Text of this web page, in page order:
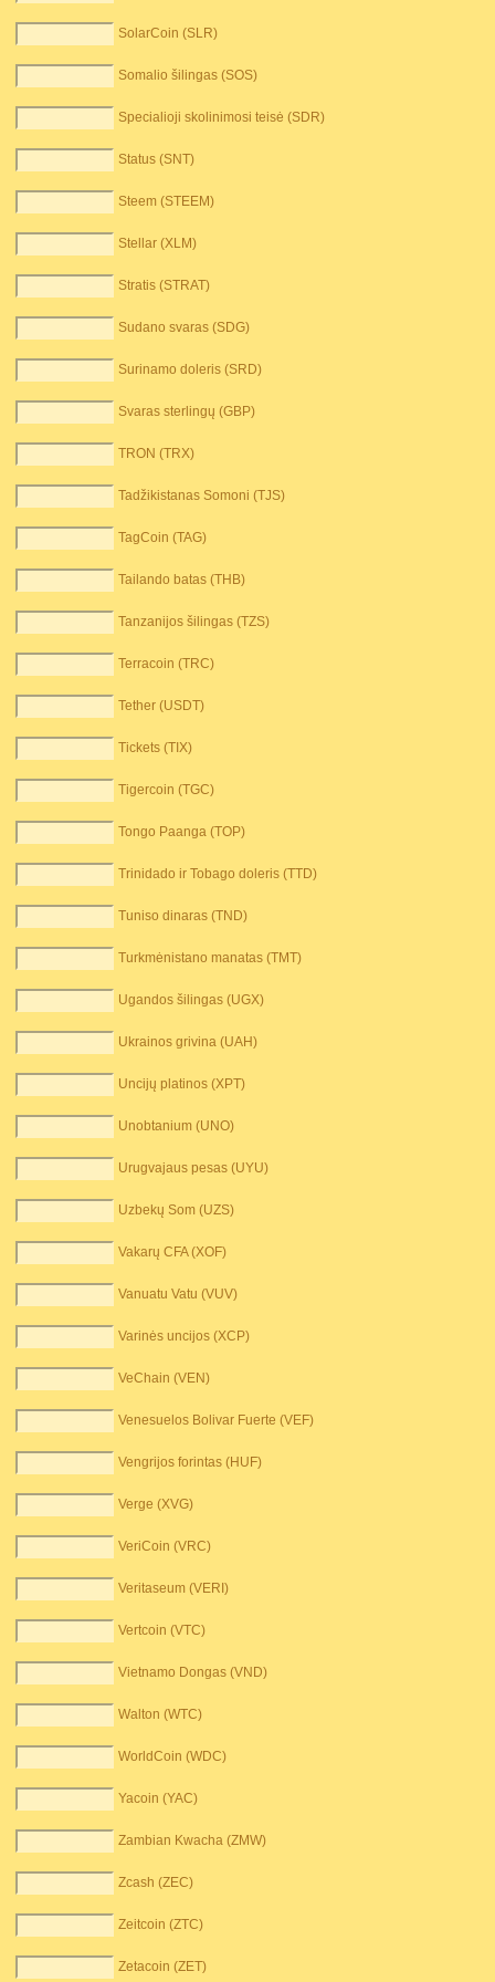
SolarCoin (SLR)
Somalio šilingas (SOS)
Specialioji skolinimosi teisė (SDR)
Status (SNT)
Steem (STEEM)
Stellar (XLM)
Stratis (STRAT)
Sudano svaras (SDG)
Surinamo doleris (SRD)
Svaras sterlingų (GBP)
TRON (TRX)
Tadžikistanas Somoni (TJS)
TagCoin (TAG)
Tailando batas (THB)
Tanzanijos šilingas (TZS)
Terracoin (TRC)
Tether (USDT)
Tickets (TIX)
Tigercoin (TGC)
Tongo Paanga (TOP)
Trinidado ir Tobago doleris (TTD)
Tuniso dinaras (TND)
Turkmėnistano manatas (TMT)
Ugandos šilingas (UGX)
Ukrainos grivina (UAH)
Uncijų platinos (XPT)
Unobtanium (UNO)
Urugvajaus pesas (UYU)
Uzbekų Som (UZS)
Vakarų CFA (XOF)
Vanuatu Vatu (VUV)
Varinės uncijos (XCP)
VeChain (VEN)
Venesuelos Bolivar Fuerte (VEF)
Vengrijos forintas (HUF)
Verge (XVG)
VeriCoin (VRC)
Veritaseum (VERI)
Vertcoin (VTC)
Vietnamo Dongas (VND)
Walton (WTC)
WorldCoin (WDC)
Yacoin (YAC)
Zambian Kwacha (ZMW)
Zcash (ZEC)
Zeitcoin (ZTC)
Zetacoin (ZET)